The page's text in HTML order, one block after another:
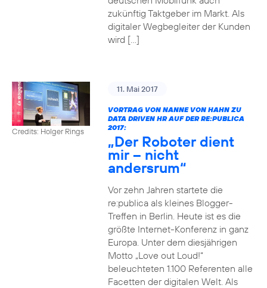
zukünftig Taktgeber im Markt. Als
digitaler Wegbegleiter der Kunden
wird […]
Credits: Holger Rings
11. Mai 2017
VORTRAG VON NANNE VON HAHN ZU
DATA DRIVEN HR AUF DER RE:PUBLICA
2017:
„Der Roboter dient
mir – nicht
andersrum“
Vor zehn Jahren startete die
re:publica als kleines Blogger-
Treffen in Berlin. Heute ist es die
größte Internet-Konferenz in ganz
Europa. Unter dem diesjährigen
Motto „Love out Loud!“
beleuchteten 1.100 Referenten alle
Facetten der digitalen Welt. Als